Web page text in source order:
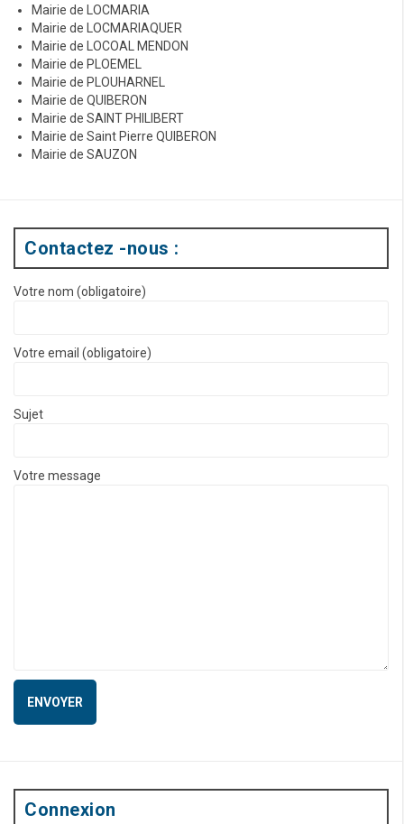
Mairie de LOCMARIA
Mairie de LOCMARIAQUER
Mairie de LOCOAL MENDON
Mairie de PLOEMEL
Mairie de PLOUHARNEL
Mairie de QUIBERON
Mairie de SAINT PHILIBERT
Mairie de Saint Pierre QUIBERON
Mairie de SAUZON
Contactez -nous :
Votre nom (obligatoire)
Votre email (obligatoire)
Sujet
Votre message
Connexion